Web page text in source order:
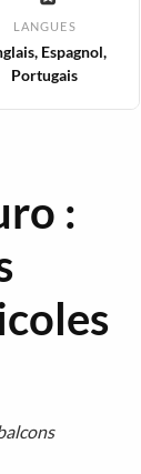
LANGUES
Espagnol,
Portugais
: